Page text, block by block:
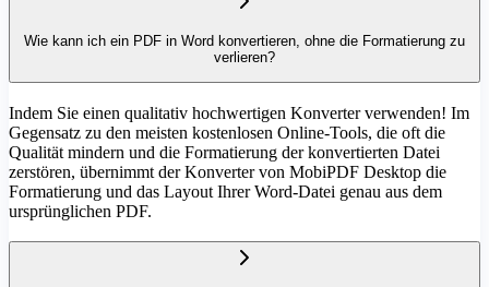
Wie kann ich ein PDF in Word konvertieren, ohne die Formatierung zu
verlieren?
Indem Sie einen qualitativ hochwertigen Konverter verwenden! Im
Gegensatz zu den meisten kostenlosen Online-Tools, die oft die
Qualität mindern und die Formatierung der konvertierten Datei
zerstören, übernimmt der Konverter von MobiPDF Desktop die
Formatierung und das Layout Ihrer Word-Datei genau aus dem
ursprünglichen PDF.